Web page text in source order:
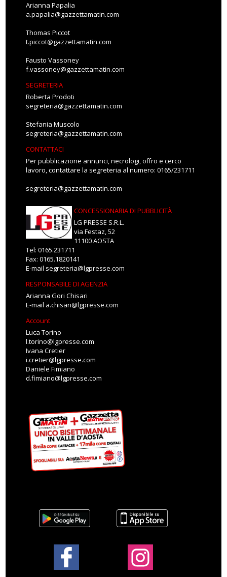
Arianna Papalia
a.papalia@gazzettamatin.com
Thomas Piccot
t.piccot@gazzettamatin.com
Fausto Vassoney
f.vassoney@gazzettamatin.com
SEGRETERIA
Roberta Prodoti
segreteria@gazzettamatin.com
Stefania Muscolo
segreteria@gazzettamatin.com
CONTATTACI
Per pubblicazione annunci, necrologi, offro e cerco
lavoro, contattare la segreteria al numero: 0165/231711
segreteria@gazzettamatin.com
CONCESSIONARIA DI PUBBLICITÀ
LG PRESSE S.R.L.
via Festaz, 52
11100 AOSTA
Tel: 0165.231711
Fax: 0165.1820141
E-mail segreteria@lgpresse.com
RESPONSABILE DI AGENZIA
Arianna Gori Chisari
E-mail a.chisari@lgpresse.com
Account
Luca Torino
l.torino@lgpresse.com
Ivana Cretier
i.cretier@lgpresse.com
Daniele Fimiano
d.fimiano@lgpresse.com